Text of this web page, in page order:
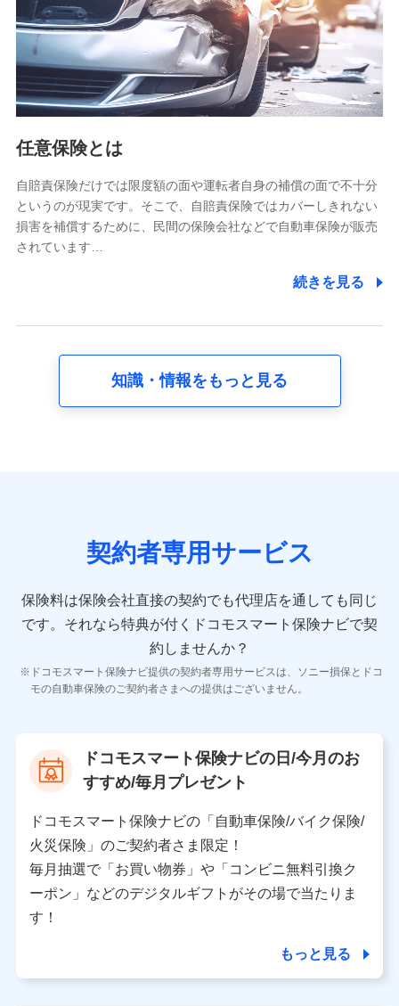
基本情報
氏名、電話番号、メールアドレス、お客さまの識別子、
属性、連絡先、dポイントサービスのご利用に関する情
報。例として、dポイントカード番号、性別、年齢、家族
構成、住所、dポイント残高、dポイント利用履歴などが
含まれます。
当社又は株式会社NTTドコモが提供する各種サービスな
又は株式会社NTTドコモが提供する各種サービスのご契
約状態・ご利用履歴インターネット利用時の行動に関す
る情報、アプリケーション利用時の行動に関する情報、
購入されたサービスや商品の名称・購入場所・決済に関
する情報、アンケートの回答に関する情報などが含まれ
の内容、保険料、保険料のお支払方法、車のメーカーや
走行距離などの情報、建物の構造や築年数などの情報、
険契約に関する情報。例として、保険契約者及び被保険
者の氏名、住所、生年月日、性別、保険契約者と被保険
報、建物の構造や築年数などの情報、ペットの種類や年
齢などの情報などが含まれます。
【共同して利用する者の範囲】
当社
当社又は株式会社NTTドコモが提供する保険関連サービ
スにおけるユーザ登録受付および管理のため
を受けている保険会社・提携会社の保険その他に関する
情報を提供するため、また維持管理等の委託業務遂行の
ため、またそれらに付帯、関連する当社、株式会社NTT
ドコモおよび提携会社のサービスを案内、提供するため
（各サービスで取得したサービス利用履歴、ウェブサイ
トの閲覧履歴、購買履歴、ご契約内容等のパーソナルデ
ータを分析して、お客さまの趣味・嗜好・傾向に応じた
任意保険とは
自賠責保険だけでは限度額の面や運転者自身の補償の面で不十分
というのが現実です。そこで、自賠責保険ではカバーしきれない
損害を補償するために、民間の保険会社などで自動車保険が販売
されています…
続きを見る
知識・情報をもっと見る
契約者専用サービス
保険料は保険会社直接の契約でも代理店を通しても同じ
です。 それなら特典が付くドコモスマート保険ナビで契
約しませんか？
ドコモスマート保険ナビ提供の契約者専用サービスは、ソニー損保とドコ
モの自動車保険のご契約者さまへの提供はございません。
ドコモスマート保険ナビの日/今月のお
すすめ/毎月プレゼント
ドコモスマート保険ナビの「自動車保険/バイク保険/
火災保険」のご契約者さま限定！
毎月抽選で「お買い物券」や「コンビニ無料引換ク
ーポン」などのデジタルギフトがその場で当たりま
す！
もっと見る